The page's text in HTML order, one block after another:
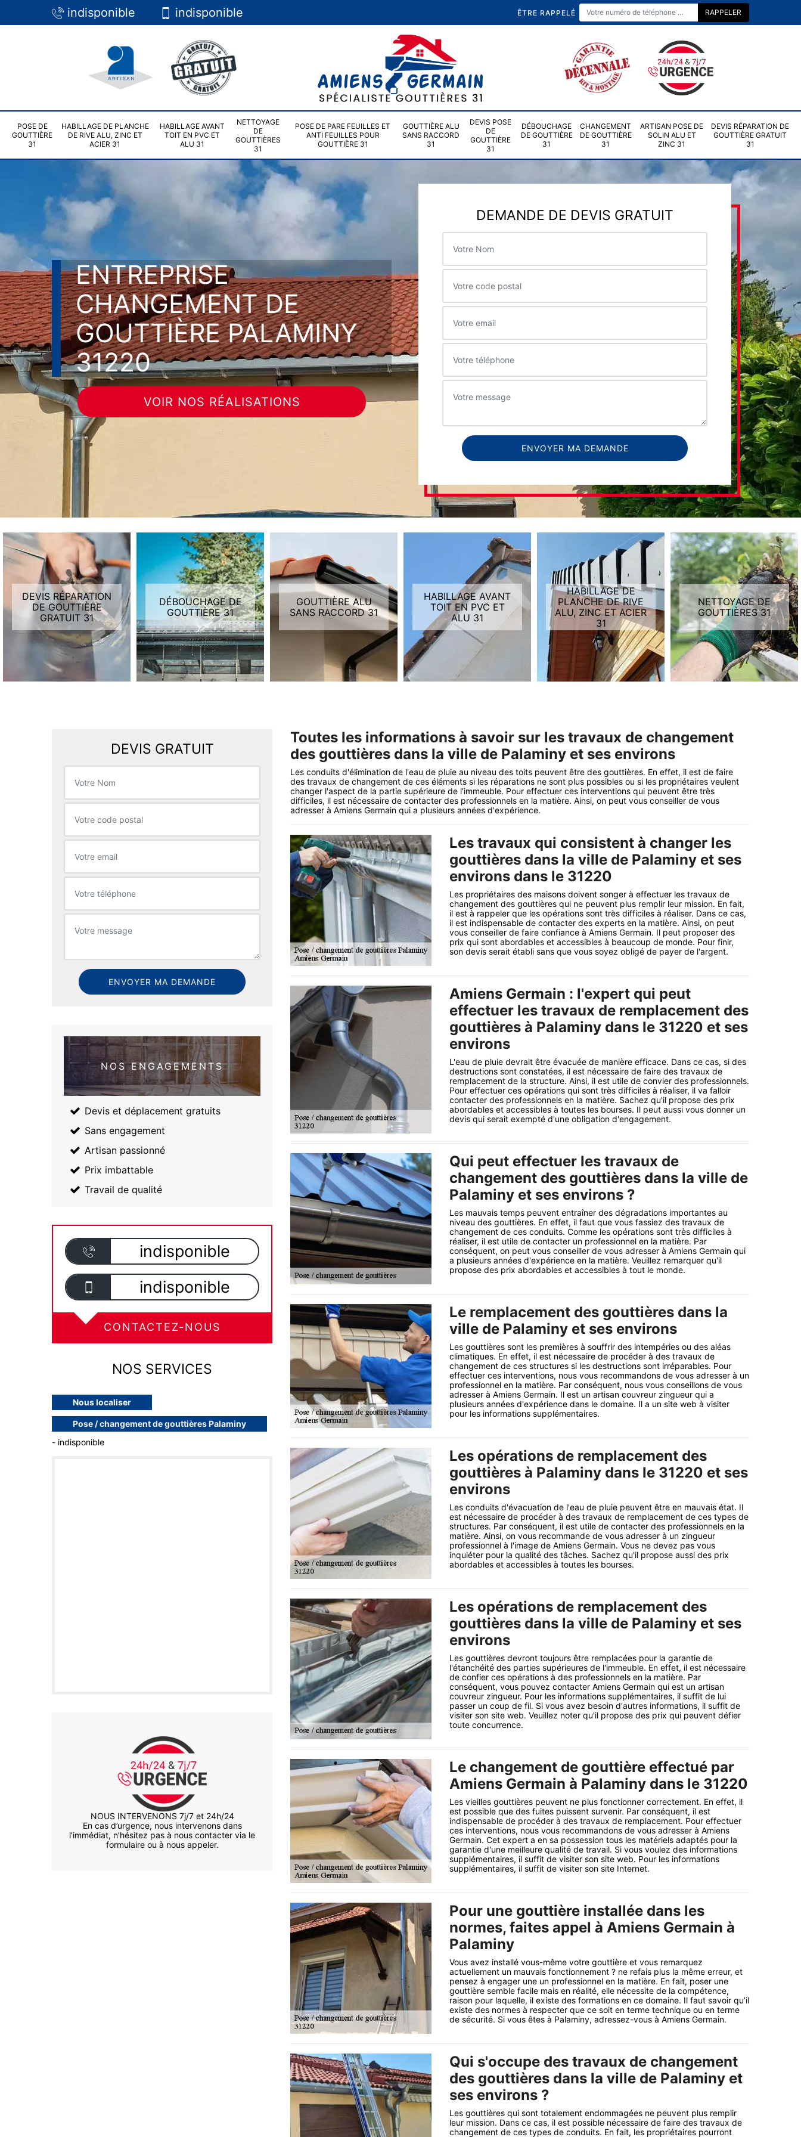
indisponible indisponible ÊTRE RAPPELÉ
POSE DE
GOUTTIÈRE
31
HABILLAGE DE PLANCHE
DE RIVE ALU, ZINC ET
ACIER 31
HABILLAGE AVANT
TOIT EN PVC ET
ALU 31
NETTOYAGE
DE
GOUTTIÈRES
31
POSE DE PARE FEUILLES ET
ANTI FEUILLES POUR
GOUTTIÈRE 31
GOUTTIÈRE ALU
SANS RACCORD
31
DEVIS POSE
DE
GOUTTIÈRE
31
DÉBOUCHAGE
DE GOUTTIÈRE
31
CHANGEMENT
DE GOUTTIÈRE
31
ARTISAN POSE DE
SOLIN ALU ET
ZINC 31
DEVIS RÉPARATION DE
GOUTTIÈRE GRATUIT
31
ENTREPRISE
CHANGEMENT DE
GOUTTIÈRE PALAMINY
31220
VOIR NOS RÉALISATIONS
DEMANDE DE DEVIS GRATUIT
DEVIS RÉPARATION
DE GOUTTIÈRE
GRATUIT 31
DÉBOUCHAGE DE
GOUTTIÈRE 31
GOUTTIÈRE ALU
SANS RACCORD 31
HABILLAGE AVANT
TOIT EN PVC ET
ALU 31
HABILLAGE DE
PLANCHE DE RIVE
ALU, ZINC ET ACIER
31
NETTOYAGE DE
GOUTTIÈRES 31
DEVIS GRATUIT
NOS ENGAGEMENTS
Devis et déplacement gratuits
Sans engagement
Artisan passionné
Prix imbattable
Travail de qualité
indisponible
indisponible
CONTACTEZ-NOUS
NOS SERVICES
Nous localiser
Pose / changement de gouttières Palaminy
- indisponible
NOUS INTERVENONS 7j/7 et 24h/24
En cas d’urgence, nous intervenons dans
l’immédiat, n’hésitez pas à nous contacter via le
formulaire ou à nous appeler.
Toutes les informations à savoir sur les travaux de changement
des gouttières dans la ville de Palaminy et ses environs
Les conduits d'élimination de l'eau de pluie au niveau des toits peuvent être des gouttières. En effet, il est de faire
des travaux de changement de ces éléments si les réparations ne sont plus possibles ou si les propriétaires veulent
changer l'aspect de la partie supérieure de l'immeuble. Pour effectuer ces interventions qui peuvent être très
difficiles, il est nécessaire de contacter des professionnels en la matière. Ainsi, on peut vous conseiller de vous
adresser à Amiens Germain qui a plusieurs années d'expérience.
Les travaux qui consistent à changer les
gouttières dans la ville de Palaminy et ses
environs dans le 31220
Les propriétaires des maisons doivent songer à effectuer les travaux de
changement des gouttières qui ne peuvent plus remplir leur mission. En fait,
il est à rappeler que les opérations sont très difficiles à réaliser. Dans ce cas,
il est indispensable de contacter des experts en la matière. Ainsi, on peut
vous conseiller de faire confiance à Amiens Germain. Il peut proposer des
prix qui sont abordables et accessibles à beaucoup de monde. Pour finir,
son devis serait établi sans que vous soyez obligé de payer de l'argent.
Amiens Germain : l'expert qui peut
effectuer les travaux de remplacement des
gouttières à Palaminy dans le 31220 et ses
environs
L'eau de pluie devrait être évacuée de manière efficace. Dans ce cas, si des
destructions sont constatées, il est nécessaire de faire des travaux de
remplacement de la structure. Ainsi, il est utile de convier des professionnels.
Pour effectuer ces opérations qui sont très difficiles à réaliser, il va falloir
contacter des professionnels en la matière. Sachez qu'il propose des prix
abordables et accessibles à toutes les bourses. Il peut aussi vous donner un
devis qui serait exempté d'une obligation d'engagement.
Qui peut effectuer les travaux de
changement des gouttières dans la ville de
Palaminy et ses environs ?
Les mauvais temps peuvent entraîner des dégradations importantes au
niveau des gouttières. En effet, il faut que vous fassiez des travaux de
changement de ces conduits. Comme les opérations sont très difficiles à
réaliser, il est utile de contacter un professionnel en la matière. Par
conséquent, on peut vous conseiller de vous adresser à Amiens Germain qui
a plusieurs années d'expérience en la matière. Veuillez remarquer qu'il
propose des prix abordables et accessibles à tout le monde.
Le remplacement des gouttières dans la
ville de Palaminy et ses environs
Les gouttières sont les premières à souffrir des intempéries ou des aléas
climatiques. En effet, il est nécessaire de procéder à des travaux de
changement de ces structures si les destructions sont irréparables. Pour
effectuer ces interventions, nous vous recommandons de vous adresser à un
professionnel en la matière. Par conséquent, nous vous conseillons de vous
adresser à Amiens Germain. Il est un artisan couvreur zingueur qui a
plusieurs années d'expérience dans le domaine. Il a un site web à visiter
pour les informations supplémentaires.
Les opérations de remplacement des
gouttières à Palaminy dans le 31220 et ses
environs
Les conduits d'évacuation de l'eau de pluie peuvent être en mauvais état. Il
est nécessaire de procéder à des travaux de remplacement de ces types de
structures. Par conséquent, il est utile de contacter des professionnels en la
matière. Ainsi, on vous recommande de vous adresser à un zingueur
professionnel à l'image de Amiens Germain. Vous ne devez pas vous
inquiéter pour la qualité des tâches. Sachez qu'il propose aussi des prix
abordables et accessibles à toutes les bourses.
Les opérations de remplacement des
gouttières dans la ville de Palaminy et ses
environs
Les gouttières devront toujours être remplacées pour la garantie de
l'étanchéité des parties supérieures de l'immeuble. En effet, il est nécessaire
de confier ces opérations à des professionnels en la matière. Par
conséquent, vous pouvez contacter Amiens Germain qui est un artisan
couvreur zingueur. Pour les informations supplémentaires, il suffit de lui
passer un coup de fil. Si vous avez besoin d'autres informations, il suffit de
visiter son site web. Veuillez noter qu'il propose des prix qui peuvent défier
toute concurrence.
Le changement de gouttière effectué par
Amiens Germain à Palaminy dans le 31220
Les vieilles gouttières peuvent ne plus fonctionner correctement. En effet, il
est possible que des fuites puissent survenir. Par conséquent, il est
indispensable de procéder à des travaux de remplacement. Pour effectuer
ces interventions, nous vous recommandons de vous adresser à Amiens
Germain. Cet expert a en sa possession tous les matériels adaptés pour la
garantie d'une meilleure qualité de travail. Si vous voulez des informations
supplémentaires, il suffit de visiter son site web. Pour les informations
supplémentaires, il suffit de visiter son site Internet.
Pour une gouttière installée dans les
normes, faites appel à Amiens Germain à
Palaminy
Vous avez installé vous-même votre gouttière et vous remarquez
actuellement un mauvais fonctionnement ? ne refais plus la même erreur, et
pensez à engager une un professionnel en la matière. En fait, poser une
gouttière semble facile mais en réalité, elle nécessite de la compétence,
raison pour laquelle, il existe des formations en ce domaine. Il faut savoir qu’il
existe des normes à respecter que ce soit en terme technique ou en terme
de sécurité. Si vous êtes à Palaminy, adressez-vous à Amiens Germain.
Qui s'occupe des travaux de changement
des gouttières dans la ville de Palaminy et
ses environs ?
Les gouttières qui sont totalement endommagées ne peuvent plus remplir
leur mission. Dans ce cas, il est possible nécessaire de faire des travaux de
changement de ces types de conduits. En fait, les propriétaires pourront